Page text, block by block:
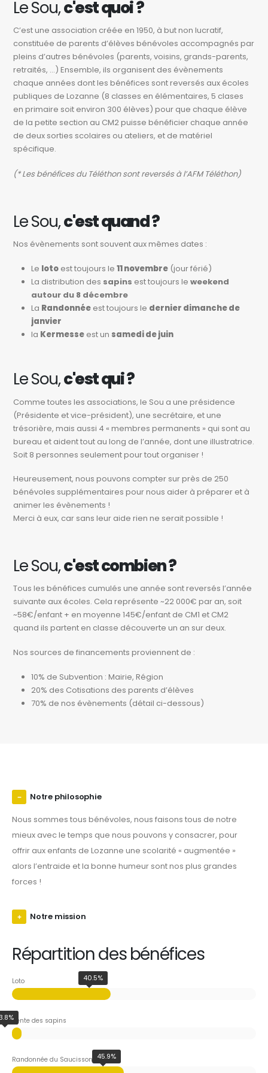
Le Sou,c'est quoi ?
C’est une association créée en 1950, à but non lucratif,
constituée de parents d’élèves bénévoles accompagnés par
pleins d’autres bénévoles (parents, voisins, grands-parents,
retraités, …) Ensemble, ils organisent des évènements
chaque années dont les bénéfices sont reversés aux écoles
publiques de Lozanne (8 classes en élémentaires, 5 clases
en primaire soit environ 300 élèves) pour que chaque élève
de la petite section au CM2 puisse bénéficier chaque année
de deux sorties scolaires ou ateliers, et de matériel
spécifique.
(* Les bénéfices du Téléthon sont reversés à l’AFM Téléthon)
Le Sou,c'est quand ?
Nos évènements sont souvent aux mêmes dates :
Le lotoest toujours le 11 novembre(jour férié)
La distribution des sapins est toujours le weekend
autour du 8 décembre
La Randonnéeest toujours le dernier dimanche de
janvier
la Kermesseest un samedi de juin
Le Sou,c'est qui ?
Comme toutes les associations, le Sou a une présidence
(Présidente et vice-président), une secrétaire, et une
trésorière, mais aussi 4 « membres permanents » qui sont au
bureau et aident tout au long de l’année, dont une illustratrice.
Soit 8 personnes seulement pour tout organiser !
Heureusement, nous pouvons compter sur près de 250
bénévoles supplémentaires pour nous aider à préparer et à
animer les évènements !
Merci à eux, car sans leur aide rien ne serait possible !
Le Sou,c'est combien ?
Tous les bénéfices cumulés une année sont reversés l’année
suivante aux écoles. Cela représente ~22 000€ par an, soit
~58€/enfant + en moyenne 145€/enfant de CM1 et CM2
quand ils partent en classe découverte un an sur deux.
Nos sources de financements proviennent de :
10% de Subvention : Mairie, Région
20% des Cotisations des parents d’élèves
70% de nos évènements (détail ci-dessous)
Notre philosophie
Nous sommes tous bénévoles, nous faisons tous de notre
mieux avec le temps que nous pouvons y consacrer, pour
offrir aux enfants de Lozanne une scolarité « augmentée »
alors l’entraide et la bonne humeur sont nos plus grandes
forces !
Notre mission
Répartition des bénéfices
Loto 40.5%
Vente des sapins
Randonnée du Saucisson Chaud
45.9%